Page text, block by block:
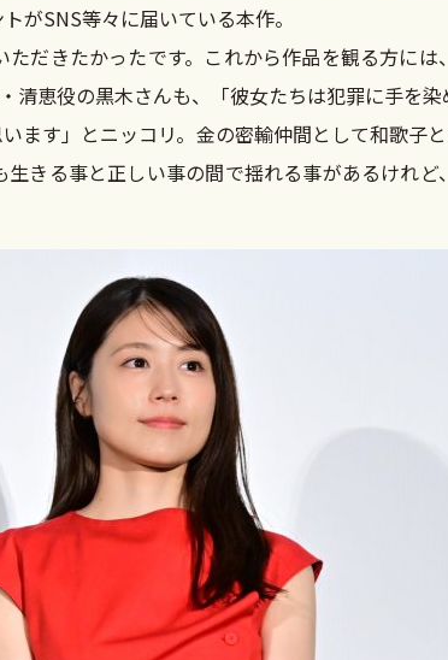
がSNS等々に届いている本作。
だきたかったです。これから作品を観る方には
清恵役の黒木さんも、「彼女たちは犯罪に手を
ます」とニッコリ。金の密輸仲間として和歌子
きる事と正しい事の間で揺れる事があるけれ